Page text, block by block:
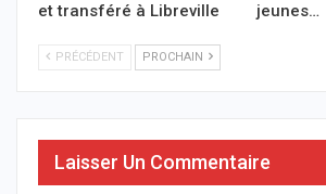
et transféré à Libreville
jeunes…
PRÉCÉDENT PROCHAIN
Laisser Un Commentaire